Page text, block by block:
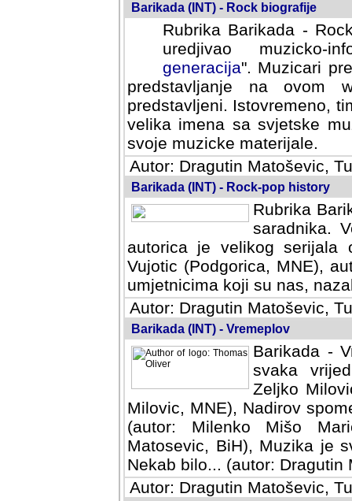
Barikada (INT) - Rock biografije
Rubrika Barikada -
uredjivao muzicko-
Muzicari predstavljeni u
na ovom web portalu
Istovremeno, tim nacinom
sa svjetske muzicke scene
materijale.
Autor: Dragutin Matoševic,
Barikada (INT) - Rock-pop history
Rubrika
saradnika.
autorica je velikog serijala
Vujotic (Podgorica, MNE),
umjetnicima koji su nas,
Autor: Dragutin Matoševic,
Barikada (INT) - Vremeplov
Barikada -
svaka
Milovic,
MNE), Nadirov spomenar
Milenko Mišo Maric, UK),
Muzika je svirala (autor:
(autor: Dragutin Matosevic,
Autor: Dragutin Matoševic,